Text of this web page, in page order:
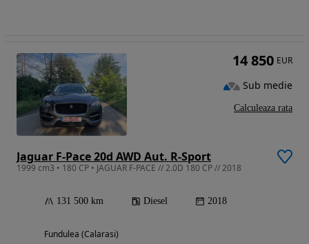
Jaguar F-Pace 20d AWD Aut. R-Sport
1999 cm3 • 180 CP • JAGUAR F-PACE // 2.0D 180 CP // 2018
131 500 km Diesel 2018
Fundulea (Calarasi)
14 850 EUR
Sub medie
Calculeaza rata